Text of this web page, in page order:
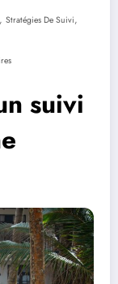
Stratégies De Suivi,
suivi